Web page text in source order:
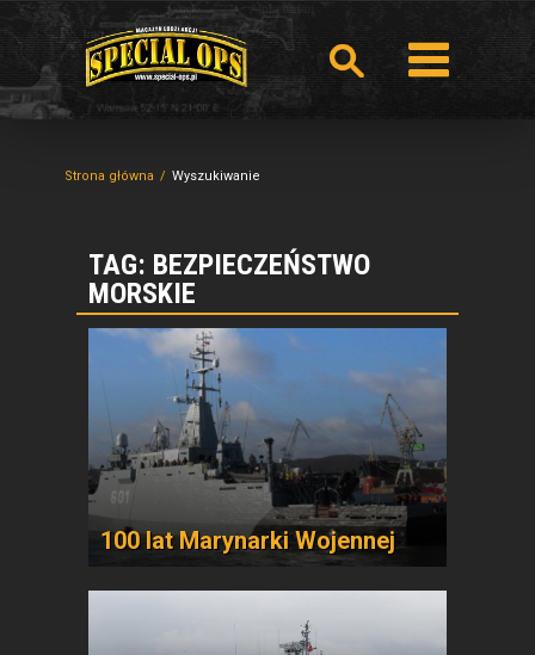
Strona główna Wyszukiwanie
TAG: BEZPIECZEŃSTWO
MORSKIE
100 lat Marynarki Wojennej